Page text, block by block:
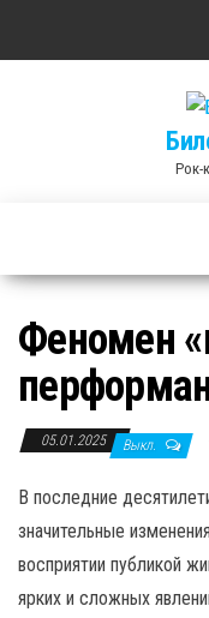
Рок-
Феномен
05.01.2025 Выкл.
В последние
значительные
восприятии публикой
ярких и сложных